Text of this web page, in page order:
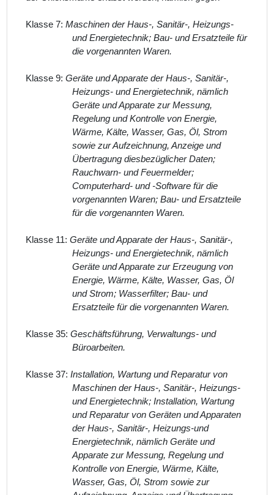
Klasse 7: Maschinen der Haus-, Sanitär-, Heizungs-
und Energietechnik; Bau- und Ersatzteile für
die vorgenannten Waren.
Klasse 9: Geräte und Apparate der Haus-, Sanitär-,
Heizungs- und Energietechnik, nämlich
Geräte und Apparate zur Messung,
Regelung und Kontrolle von Energie,
Wärme, Kälte, Wasser, Gas, Öl, Strom
sowie zur Aufzeichnung, Anzeige und
Übertragung diesbezüglicher Daten;
Rauchwarn- und Feuermelder;
Computerhard- und -Software für die
vorgenannten Waren; Bau- und Ersatzteile
für die vorgenannten Waren.
Klasse 11: Geräte und Apparate der Haus-, Sanitär-,
Heizungs- und Energietechnik, nämlich
Geräte und Apparate zur Erzeugung von
Energie, Wärme, Kälte, Wasser, Gas, Öl
und Strom; Wasserfilter; Bau- und
Ersatzteile für die vorgenannten Waren.
Klasse 35: Geschäftsführung, Verwaltungs- und
Büroarbeiten.
Klasse 37: Installation, Wartung und Reparatur von
Maschinen der Haus-, Sanitär-, Heizungs-
und Energietechnik; Installation, Wartung
und Reparatur von Geräten und Apparaten
der Haus-, Sanitär-, Heizungs-und
Energietechnik, nämlich Geräte und
Apparate zur Messung, Regelung und
Kontrolle von Energie, Wärme, Kälte,
Wasser, Gas, Öl, Strom sowie zur